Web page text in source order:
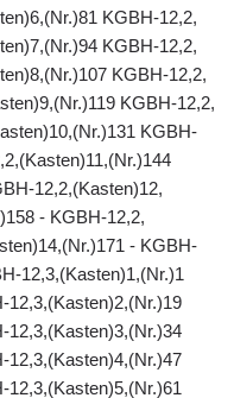
KGBH-12,2,
KGBH-12,2,
KGBH-12,2,
KGBH-12,2,
KGBH-
12,2,(Kasten)12,
- KGBH-12,2,
- KGBH-
12,3,(Kasten)1,(Nr.)1
12,3,(Kasten)2,(Nr.)19
12,3,(Kasten)3,(Nr.)34
12,3,(Kasten)4,(Nr.)47
12,3,(Kasten)5,(Nr.)61